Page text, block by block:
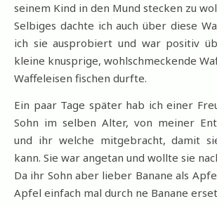
seinem Kind in den Mund stecken zu
Selbiges dachte ich auch über diese
ich sie ausprobiert und war positiv
kleine knusprige, wohlschmeckende
Waffeleisen fischen durfte.
Ein paar Tage später hab ich einer
Sohn im selben Alter, von meiner
und ihr welche mitgebracht, damit
kann. Sie war angetan und wollte sie
Da ihr Sohn aber lieber Banane als
Apfel einfach mal durch ne Banane